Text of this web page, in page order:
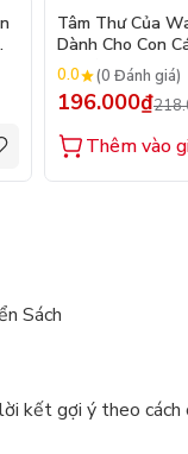
Tâm Thư Của
Dành Cho Con
2026)
0.0 (0 Đánh giá)
196.000₫
Thêm vào
Sách
kết gợi ý theo cách